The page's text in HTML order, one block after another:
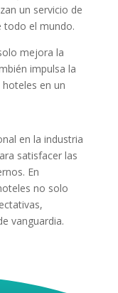
un servicio de
todo el mundo.
mejora la
impulsa la
en un
en la industria
satisfacer las
En
no solo
vanguardia.